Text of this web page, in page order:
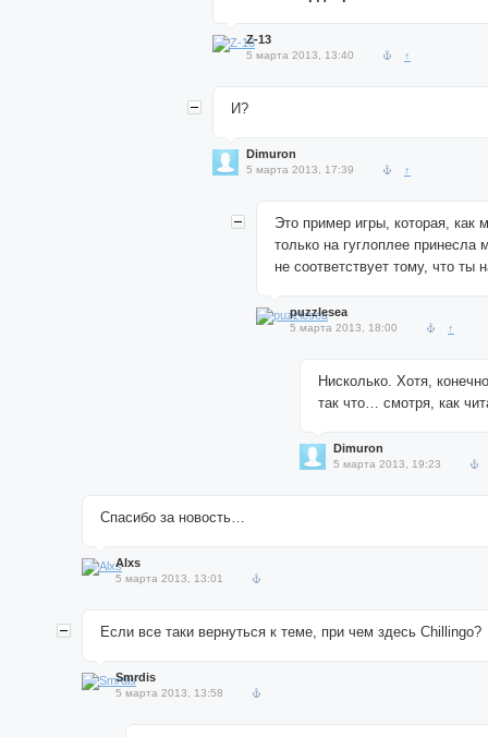
Z-13
5 марта 2013, 13:40 ↑
И?
Dimuron
5 марта 2013, 17:39 ↑
Это пример игры, которая, как
только на гуглоплее принесла
не соответствует тому, что ты
puzzlesea
5 марта 2013, 18:00 ↑
Нисколько. Хотя,
так что… смотря, как
Dimuron
5 марта 2013, 19:23
Спасибо за новость…
Alxs
5 марта 2013, 13:01
Если все таки вернуться к теме, при чем здесь Chillingo?
Smrdis
5 марта 2013, 13:58